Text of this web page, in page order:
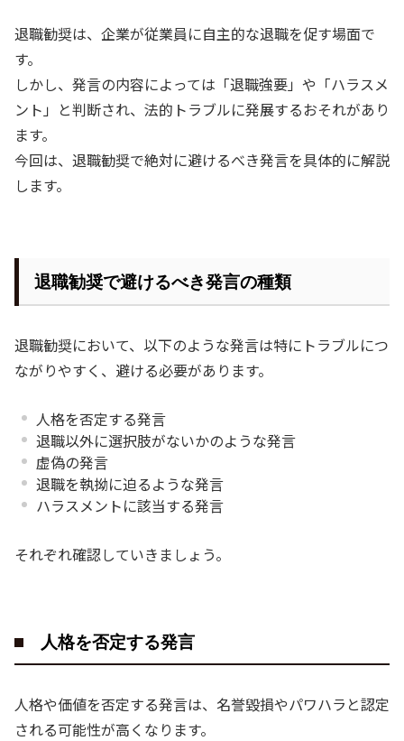
退職勧奨は、企業が従業員に自主的な退職を促す場面で
す。
しかし、発言の内容によっては「退職強要」や「ハラスメ
ント」と判断され、法的トラブルに発展するおそれがあり
ます。
今回は、退職勧奨で絶対に避けるべき発言を具体的に解説
します。
退職勧奨で避けるべき発言の種類
退職勧奨において、以下のような発言は特にトラブルにつ
ながりやすく、避ける必要があります。
人格を否定する発言
退職以外に選択肢がないかのような発言
虚偽の発言
退職を執拗に迫るような発言
ハラスメントに該当する発言
それぞれ確認していきましょう。
人格を否定する発言
人格や価値を否定する発言は、名誉毀損やパワハラと認定
される可能性が高くなります。